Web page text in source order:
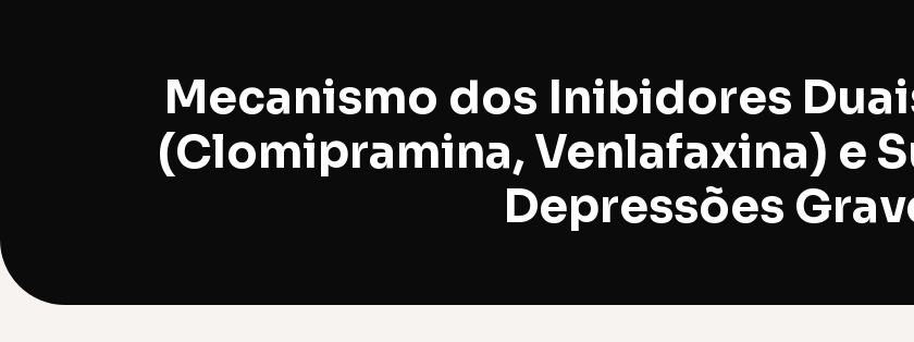
Mecanismo dos Inibidores
(Clomipramina, Venlafaxina) e
Depressões